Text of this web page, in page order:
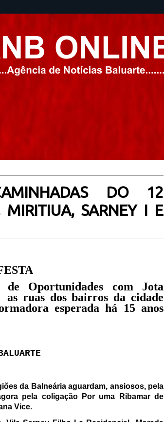
DO 12
SARNEY I E
Oportunidades com Jota
ruas dos bairros da cidade
esperada há 15 anos
da Balneária aguardam, ansiosos, pela
pela coligação Por uma Ribamar de
Vice.